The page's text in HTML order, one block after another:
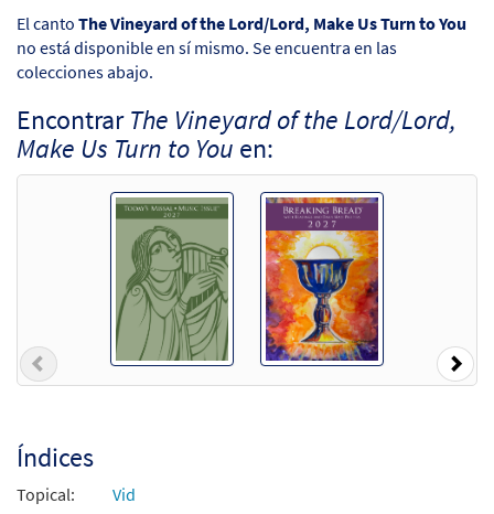
El canto The Vineyard of the Lord/Lord, Make Us Turn to You
no está disponible en sí mismo. Se encuentra en las
colecciones abajo.
EncontrarThe Vineyard of the Lord/Lord,
Make Us Turn to You en:
Previous
Índices
Topical:
Vid